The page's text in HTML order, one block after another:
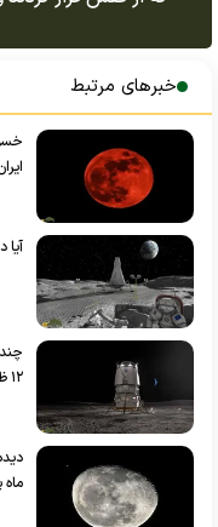
خبرهای مرتبط
آیا
۱۲ ظهر باشد روی کره ماه ساعت چند است؟